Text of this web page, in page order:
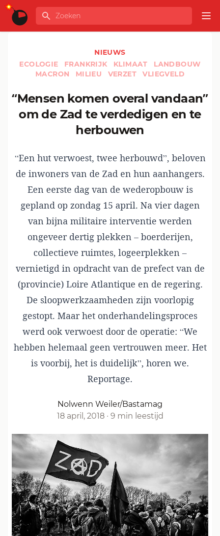
Ga naar de inhoud
GLOBALINFO
Zoeken
NIEUWS
ECOLOGIE
FRANKRIJK KLIMAAT
LANDBOUW
MACRON
MILIEU VERZET VLIEGVELD
“Mensen komen overal vandaan”
om de Zad te verdedigen en te
herbouwen
“Een hut verwoest, twee herbouwd”, beloven
de inwoners van de Zad en hun aanhangers.
Een eerste dag van de wederopbouw is
gepland op zondag 15 april. Na vier dagen
van bijna militaire interventie werden
ongeveer dertig plekken – boerderijen,
collectieve ruimtes, logeerplekken –
vernietigd in opdracht van de prefect van de
(provincie) Loire Atlantique en de regering.
De sloopwerkzaamheden zijn voorlopig
gestopt. Maar het onderhandelingsproces
werd ook verwoest door de operatie: “We
hebben helemaal geen vertrouwen meer. Het
is voorbij, het is duidelijk”, horen we.
Reportage.
Nolwenn Weiler/Bastamag
18 april, 2018 · 9 min leestijd